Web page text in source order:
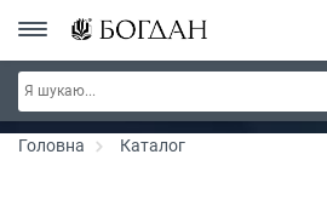
РОЗПРОДАЖ ~ 150 грн ~ 200 грн ~ 250 грн ~
300 грн ~ РОЗПРОДАЖ
Головна Каталог